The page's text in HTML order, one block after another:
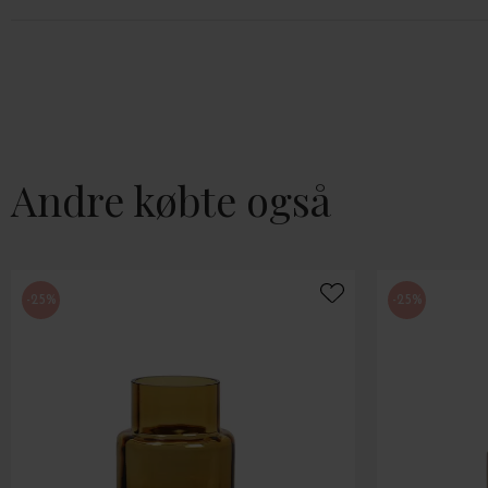
Andre købte også
-25% -25%